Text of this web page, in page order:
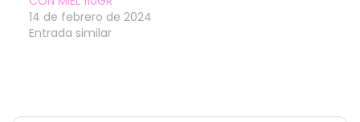
14 de febrero de 2024
Entrada similar